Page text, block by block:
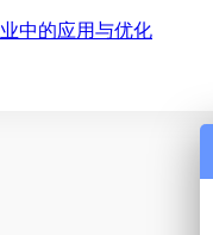
中的应用与优化